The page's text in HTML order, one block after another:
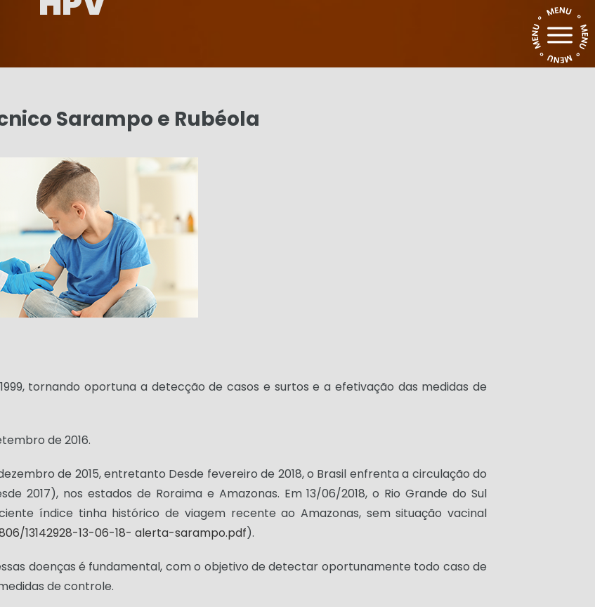
Sarampo e Rubéola
tornando oportuna a detecção de casos e surtos e a efetivação das medidas de
de 2016.
de 2015, entretanto Desde fevereiro de 2018, o Brasil enfrenta a circulação do
2017), nos estados de Roraima e Amazonas. Em 13/06/2018, o Rio Grande do Sul
índice tinha histórico de viagem recente ao Amazonas, sem situação vacinal
13142928-13-06-18- alerta-sarampo.pdf).
doenças é fundamental, com o objetivo de detectar oportunamente todo caso de
de controle.